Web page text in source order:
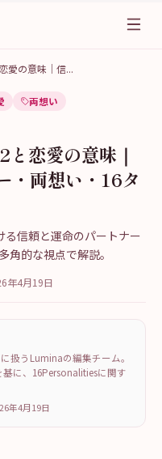
愛の意味｜信...
両想い
恋愛の意味｜
・両想い・16タ
信頼と運命のパートナー
角的な視点で解説。
年4月19日
扱うLuminaの編集チーム。
に、16Personalitiesに関す
年4月19日